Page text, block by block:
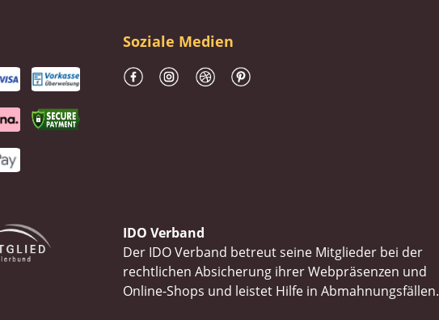
Soziale Medien
IDO Verband
Der IDO Verband betreut seine Mitglieder bei der
rechtlichen Absicherung ihrer Webpräsenzen und
Online-Shops und leistet Hilfe in Abmahnungsfällen.